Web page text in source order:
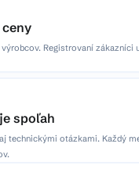
Registrovaní zákazníci
spoľah
technickými otázkami. Každý